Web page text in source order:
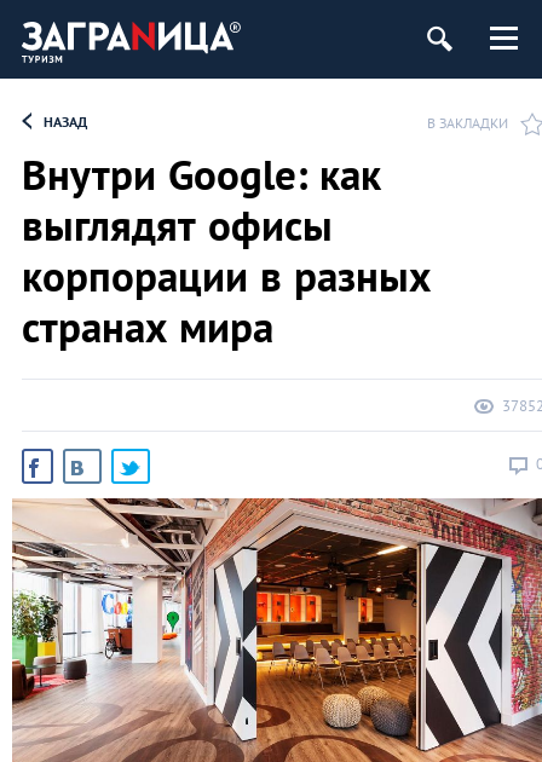
НАЗАД В ЗАКЛАДКИ
Внутри Google: как
выглядят офисы
корпорации в разных
странах мира